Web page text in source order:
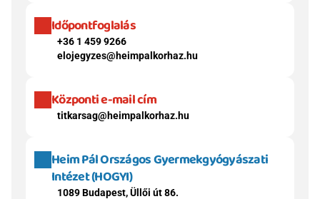
Időpontfoglalás
+36 1 459 9266
elojegyzes@heimpalkorhaz.hu
Központi e-mail cím
titkarsag@heimpalkorhaz.hu
Heim Pál Országos Gyermekgyógyászati
Intézet (HOGYI)
1089 Budapest, Üllői út 86.